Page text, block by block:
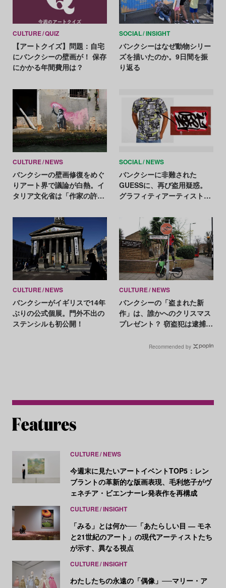
CULTURE QUIZ
【アートクイズ】問題：自宅
にバンクシーの壁画が！ 保存
にかかる年間費用は？
SOCIAL INSIGHT
バンクシーはなぜ動物シリー
ズを描いたのか。9日間を振
り返る
CULTURE NEWS
バンクシーの壁画修復をめぐ
りアート界で議論が白熱。イ
タリア文化省は「作家の許可
SOCIAL NEWS
バンクシーに非難された
GUESSに、再び盗用疑惑。
グラフィティアーティストの
CULTURE NEWS
バンクシーがイギリスで14年
ぶりの公式個展。門外不出の
ステンシルも初公開！
CULTURE NEWS
バンクシーの「盗まれた新
作」は、誰かへのクリスマス
プレゼント？ 窃盗犯は逮捕、
Recommended by
CULTURE NEWS
今週末に見たいアートイベントTOP5：レン
ブラントの革新的な版画表現、毛利悠子がヴ
ェネチア・ビエンナーレ発表作を再構成
CULTURE INSIGHT
「みる」とは何か──「あたらしい目 ― モネ
と21世紀のアート」の現代アーティストたち
が示す、異なる視点
CULTURE INSIGHT
わたしたちの永遠の「偶像」──マリー・ア